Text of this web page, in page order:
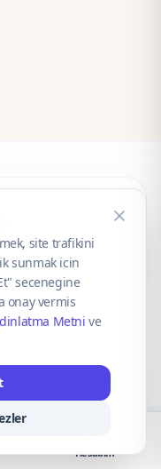
saklıdır.
site trafikini
sunmak icin
secenegine
onay vermis
Metni ve
Hesabım